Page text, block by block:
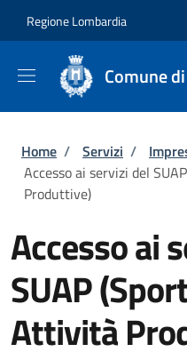
Regione Lombardia
Comune
Briciole di
Home / Servizi /
Accesso ai servizi del
Produttive)
Accesso ai
SUAP
Attività